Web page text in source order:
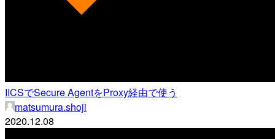
IICSでSecure AgentをProxy経由で使う
matsumura.shoji
2020.12.08